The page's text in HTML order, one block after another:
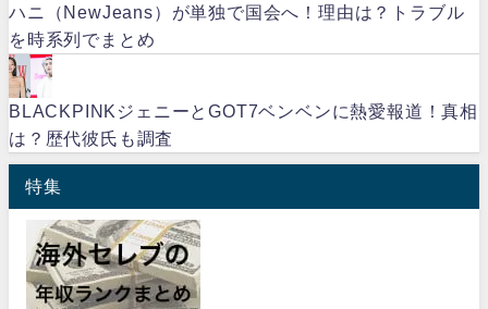
ハニ（NewJeans）が単独で国会へ！理由は？トラブル
を時系列でまとめ
BLACKPINKジェニーとGOT7ベンベンに熱愛報道！真相
は？歴代彼氏も調査
特集